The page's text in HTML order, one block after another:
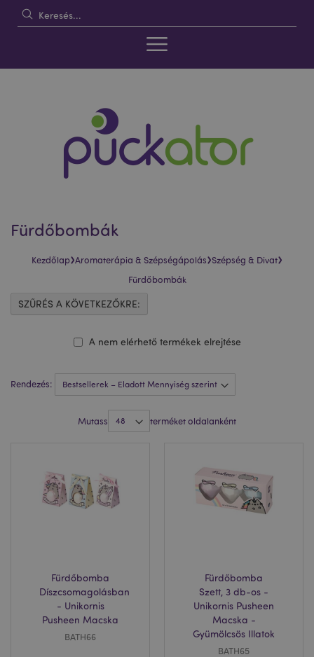
Fürdőbombák
Kezdőlap›Aromaterápia & Szépségápolás›Szépség & Divat›
Fürdőbombák
Rendezés:
Mutass terméket oldalanként
Fürdőbomba
Díszcsomagolásban
- Unikornis
Pusheen Macska
BATH66
Fürdőbomba
Szett, 3 db-os -
Unikornis Pusheen
Macska -
Gyümölcsös Illatok
BATH65
A nem elérhető termékek elrejtése
SZŰRÉS A KÖVETKEZŐKRE: